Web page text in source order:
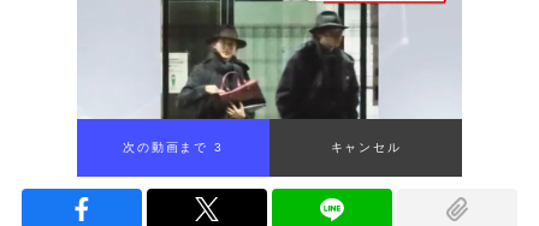
次の動画まで 2 キャンセル